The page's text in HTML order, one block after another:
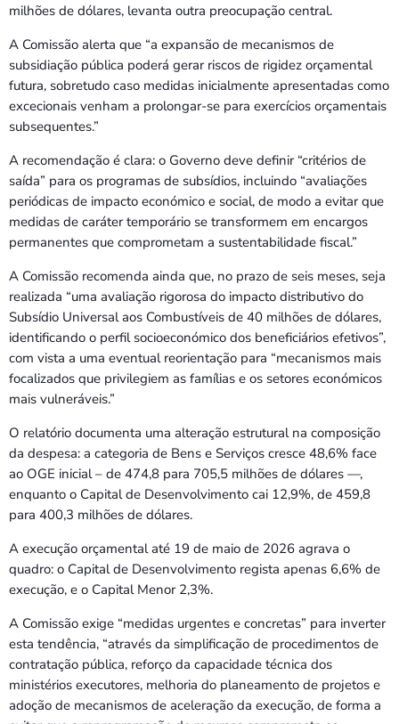
milhões de dólares, levanta outra preocupação central.
A Comissão alerta que “a expansão de mecanismos de
subsidiação pública poderá gerar riscos de rigidez orçamental
futura, sobretudo caso medidas inicialmente apresentadas como
excecionais venham a prolongar-se para exercícios orçamentais
subsequentes.”
A recomendação é clara: o Governo deve definir “critérios de
saída” para os programas de subsídios, incluindo “avaliações
periódicas de impacto económico e social, de modo a evitar que
medidas de caráter temporário se transformem em encargos
permanentes que comprometam a sustentabilidade fiscal.”
A Comissão recomenda ainda que, no prazo de seis meses, seja
realizada “uma avaliação rigorosa do impacto distributivo do
Subsídio Universal aos Combustíveis de 40 milhões de dólares,
identificando o perfil socioeconómico dos beneficiários efetivos”,
com vista a uma eventual reorientação para “mecanismos mais
focalizados que privilegiem as famílias e os setores económicos
mais vulneráveis.”
O relatório documenta uma alteração estrutural na composição
da despesa: a categoria de Bens e Serviços cresce 48,6% face
ao OGE inicial – de 474,8 para 705,5 milhões de dólares —,
enquanto o Capital de Desenvolvimento cai 12,9%, de 459,8
para 400,3 milhões de dólares.
A execução orçamental até 19 de maio de 2026 agrava o
quadro: o Capital de Desenvolvimento regista apenas 6,6% de
execução, e o Capital Menor 2,3%.
A Comissão exige “medidas urgentes e concretas” para inverter
esta tendência, “através da simplificação de procedimentos de
contratação pública, reforço da capacidade técnica dos
ministérios executores, melhoria do planeamento de projetos e
adoção de mecanismos de aceleração da execução, de forma a